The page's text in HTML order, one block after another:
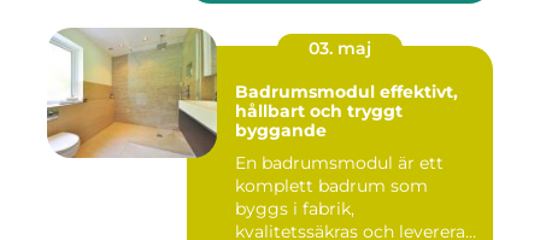
03. maj
Badrumsmodul effektivt,
hållbart och tryggt
byggande
En badrumsmodul är ett
komplett badrum som
byggs i fabrik,
kvalitetssäkras och levereras